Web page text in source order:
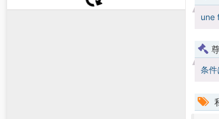
une
条件